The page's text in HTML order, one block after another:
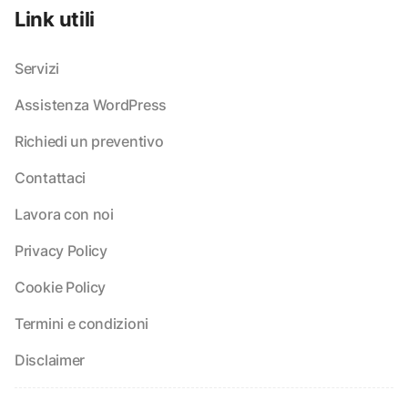
Link utili
Servizi
Assistenza WordPress
Richiedi un preventivo
Contattaci
Lavora con noi
Privacy Policy
Cookie Policy
Termini e condizioni
Disclaimer